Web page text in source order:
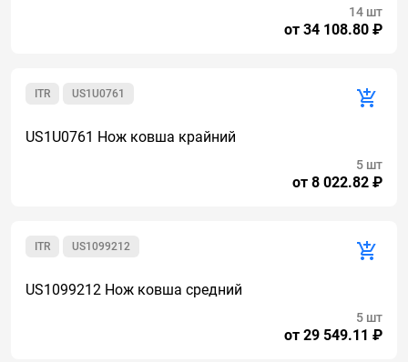
от 34 108.80 ₽
14 шт
US1U0761
ITR
US1U0761 Нож ковша крайний
от 8 022.82 ₽
5 шт
US1099212
ITR
US1099212 Нож ковша средний
от 29 549.11 ₽
5 шт